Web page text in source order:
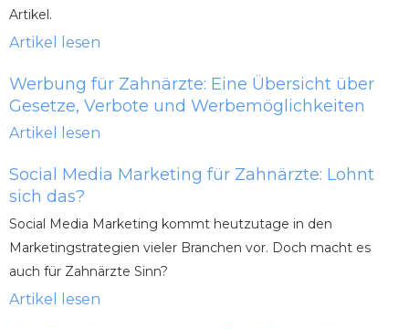
Artikel.
Artikel lesen
Werbung für Zahnärzte: Eine Übersicht über
Gesetze, Verbote und Werbemöglichkeiten
Artikel lesen
Social Media Marketing für Zahnärzte: Lohnt
sich das?
Social Media Marketing kommt heutzutage in den
Marketingstrategien vieler Branchen vor. Doch macht es
auch für Zahnärzte Sinn?
Artikel lesen